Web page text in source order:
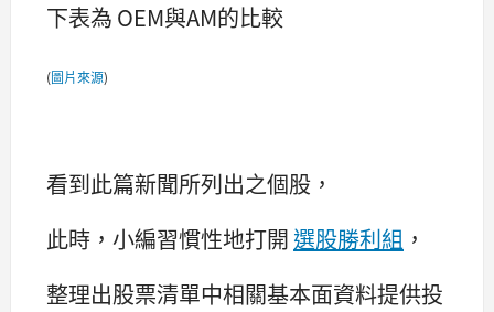
下表為 OEM與AM的比較
(圖片來源)
看到此篇新聞所列出之個股，
此時，小編習慣性地打開 選股勝利組 ，
整理出股票清單中相關基本面資料提供投